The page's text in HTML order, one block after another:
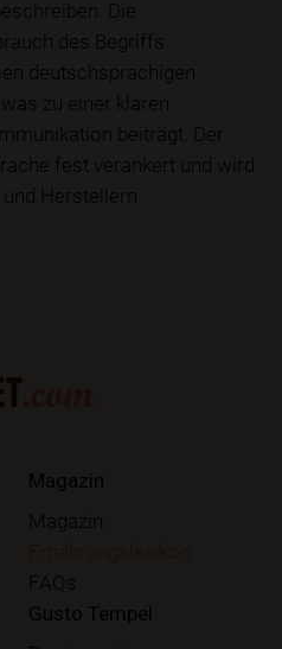
Die
des Begriffs
deutschsprachigen
zu einer klaren
beiträgt. Der
fest verankert und wird
und Herstellern
Magazin
Magazin
FAQs
Gusto Tempel